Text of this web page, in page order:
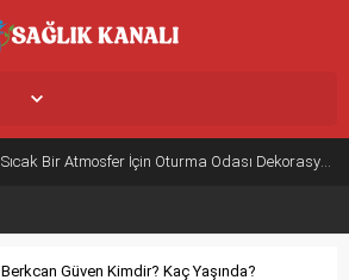
Modern ve Sıcak Bir Atmosfer İçin Oturma Odası Dekorasyon Önerileri
Berkcan Güven Kimdir? Kaç Yaşında?